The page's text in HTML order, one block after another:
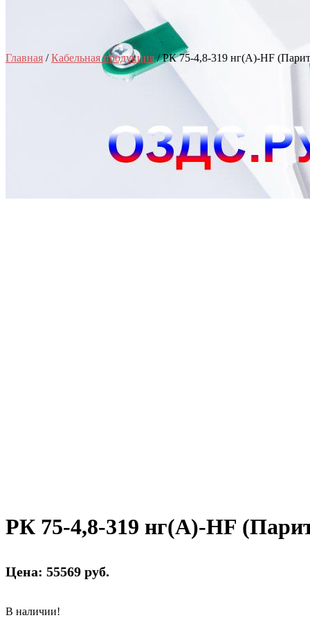
Главная /Кабельная продукция/ РК 75-4,8-319 нг(А)-HF
РК 75-4,8-319 нг(А)-HF
Цена: 55569 руб.
В наличии!